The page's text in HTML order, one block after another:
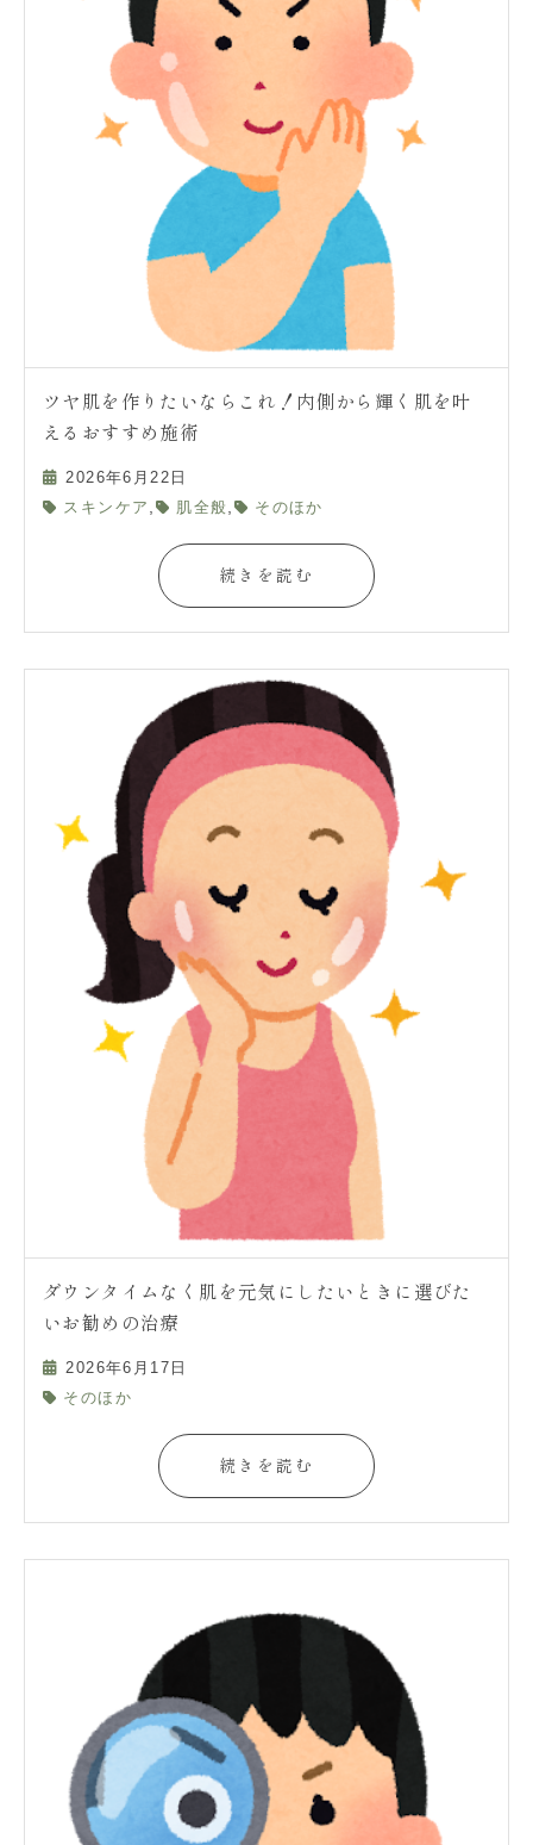
ツヤ肌を作りたいならこれ！内側から輝く肌を叶
えるおすすめ施術
2026年6月22日
スキンケア
肌全般 そのほか
続きを読む
ダウンタイムなく肌を元気にしたいときに選びた
いお勧めの治療
2026年6月17日
そのほか
続きを読む